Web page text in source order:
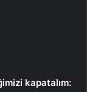
kapatalım: